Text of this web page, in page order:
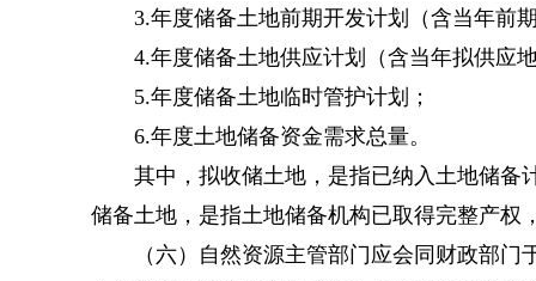
3.年度储备土地前期开发计划（含当年前
4.年度储备土地供应计划（含当年拟供应
5.年度储备土地临时管护计划；
6.年度土地储备资金需求总量。
其中，拟收储土地，是指已纳入土地储备计
储备土地，是指土地储备机构已取得完整产权
（六）自然资源主管部门应会同财政部门于